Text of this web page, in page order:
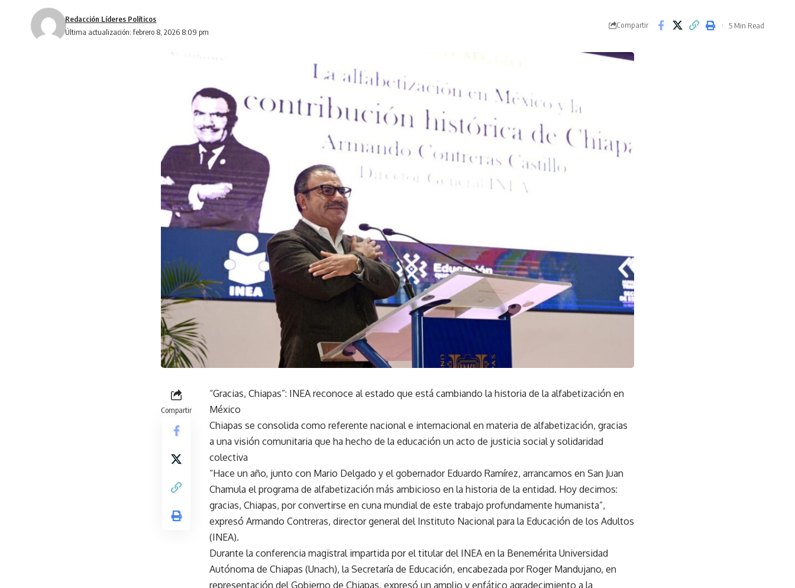
Última actualización: febrero 8, 2026 8:09 pm
Redacción Líderes Políticos
Compartir 5 Min Read
Compartir
“Gracias, Chiapas”: INEA reconoce al estado que está cambiando la historia de la alfabetización en
México
Chiapas se consolida como referente nacional e internacional en materia de alfabetización, gracias
a una visión comunitaria que ha hecho de la educación un acto de justicia social y solidaridad
colectiva
“Hace un año, junto con Mario Delgado y el gobernador Eduardo Ramírez, arrancamos en San Juan
Chamula el programa de alfabetización más ambicioso en la historia de la entidad. Hoy decimos:
gracias, Chiapas, por convertirse en cuna mundial de este trabajo profundamente humanista”,
expresó Armando Contreras, director general del Instituto Nacional para la Educación de los Adultos
(INEA).
Durante la conferencia magistral impartida por el titular del INEA en la Benemérita Universidad
Autónoma de Chiapas (Unach), la Secretaría de Educación, encabezada por Roger Mandujano, en
representación del Gobierno de Chiapas, expresó un amplio y enfático agradecimiento a la